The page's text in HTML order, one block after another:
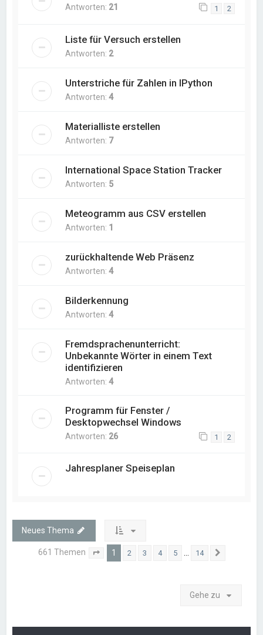
Antworten: 21 1 2
Liste für Versuch erstellen
Antworten: 2
Unterstriche für Zahlen in IPython
Antworten:4
Materialliste erstellen
Antworten: 7
International Space Station Tracker
Antworten: 5
Meteogramm aus CSV erstellen
Antworten: 1
zurückhaltende Web Präsenz
Antworten:4
Bilderkennung
Antworten:4
Fremdsprachenunterricht:
Unbekannte Wörter in einem Text
identifizieren
Antworten:4
Programm für Fenster /
Desktopwechsel Windows
Antworten: 26 1 2
Jahresplaner Speiseplan
Neues Thema
661 Themen Seite von 14
1 2 3 4 5 … 14
Gehe zu